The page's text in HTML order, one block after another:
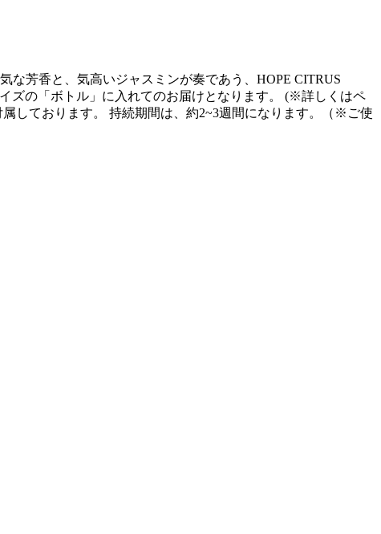
な芳香と、気高いジャスミンが奏であう、HOPE CITRUS
ズの「ボトル」に入れてのお届けとなります。 (※詳しくはペ
しております。 持続期間は、約2~3週間になります。（※ご使